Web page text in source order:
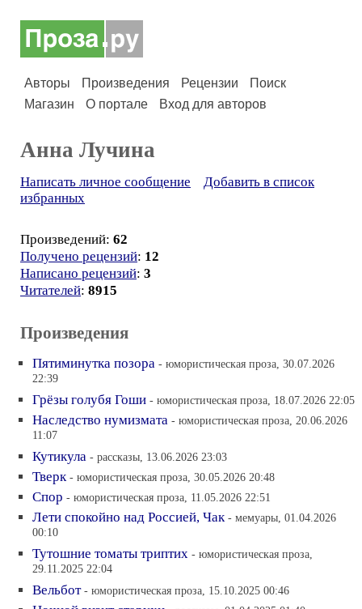
Авторы Произведения Рецензии
Поиск
Магазин
О портале Вход для авторов
Анна Лучина
Написать личное сообщение
Добавить в список
избранных
Произведений: 62
Получено рецензий: 12
Написано рецензий: 3
Читателей: 8915
Произведения
Пятиминутка позора - юмористическая проза, 30.07.2026
22:39
Грёзы голубя Гоши - юмористическая проза, 18.07.2026 22:05
Наследство нумизмата - юмористическая проза, 20.06.2026
11:07
Кутикула - рассказы, 13.06.2026 23:03
Тверк - юмористическая проза, 30.05.2026 20:48
Спор - юмористическая проза, 11.05.2026 22:51
Лети спокойно над Россией, Чак - мемуары, 01.04.2026
00:10
Тутошние томаты триптих - юмористическая проза,
29.11.2025 22:04
Вельбот - юмористическая проза, 15.10.2025 00:46